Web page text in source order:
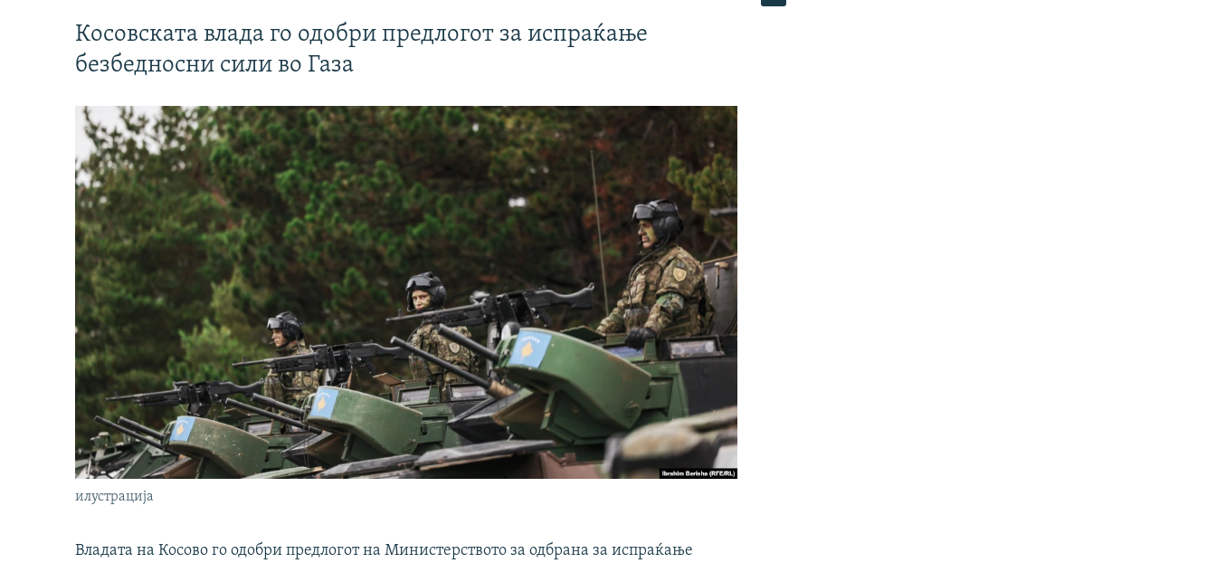
Косовската влада го одобри предлогот за испраќање
безбедносни сили во Газа
илустрација
Владата на Косово го одобри предлогот на Министерството за одбрана за испраќање